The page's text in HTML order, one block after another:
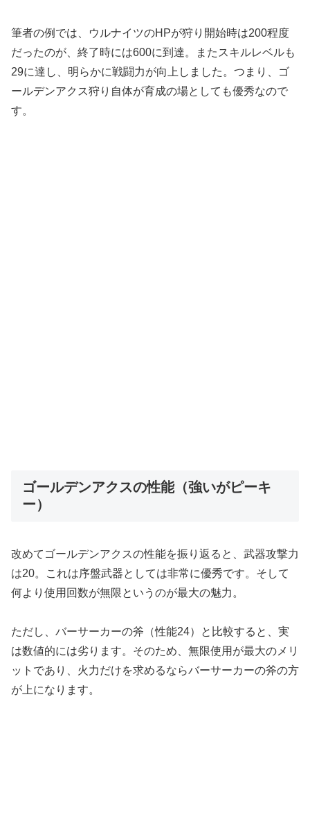
筆者の例では、ウルナイツのHPが狩り開始時は200程度
だったのが、終了時には600に到達。またスキルレベルも
29に達し、明らかに戦闘力が向上しました。つまり、ゴ
ールデンアクス狩り自体が育成の場としても優秀なので
す。
ゴールデンアクスの性能（強いがピーキ
ー）
改めてゴールデンアクスの性能を振り返ると、武器攻撃力
は20。これは序盤武器としては非常に優秀です。そして
何より使用回数が無限というのが最大の魅力。
ただし、バーサーカーの斧（性能24）と比較すると、実
は数値的には劣ります。そのため、無限使用が最大のメリ
ットであり、火力だけを求めるならバーサーカーの斧の方
が上になります。